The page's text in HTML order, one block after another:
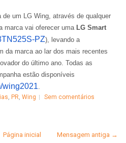
um LG Wing, através de qualquer
marca vai oferecer uma LG Smart
PZ), levando a
da marca ao lar dos mais recentes
do último ano. Todas as
estão disponíveis
wing2021.
, PR, Wing Sem comentários
Mensagem antiga →
Página inicial